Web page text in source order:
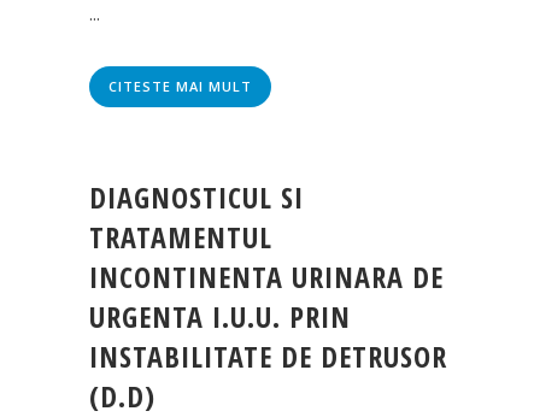
...
CITESTE MAI MULT
DIAGNOSTICUL SI
TRATAMENTUL
INCONTINENTA URINARA DE
URGENTA I.U.U. PRIN
INSTABILITATE DE DETRUSOR
(D.D)